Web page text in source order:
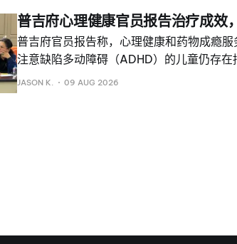
将较少聚焦于游客数量，更多转向能够促使
康养不应仅被视为水疗服务，而应被看作
旅行、文化以及有意义地利用时间。
普吉府心理健康官员报告治疗成效
普吉府官员报告称，心理健康和药物成瘾
注意缺陷多动障碍（ADHD）的儿童仍存
在2026财政年度普吉府心理健康小组委员
JASON K. 09 AUG 2026